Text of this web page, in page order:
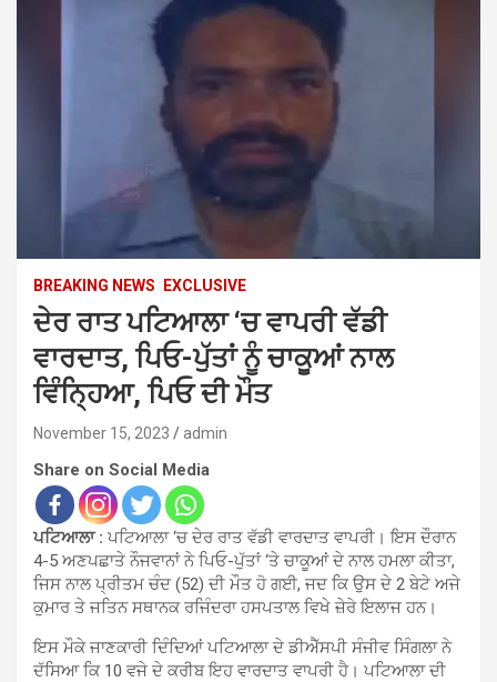
BREAKING NEWS EXCLUSIVE
ਦੇਰ ਰਾਤ ਪਟਿਆਲਾ ‘ਚ ਵਾਪਰੀ ਵੱਡੀ
ਵਾਰਦਾਤ, ਪਿਓ-ਪੁੱਤਾਂ ਨੂੰ ਚਾਕੂਆਂ ਨਾਲ
ਵਿੰਨ੍ਹਿਆ, ਪਿਓ ਦੀ ਮੌਤ
November 15, 2023 admin
Share on Social Media
ਪਟਿਆਲਾ : ਪਟਿਆਲਾ ‘ਚ ਦੇਰ ਰਾਤ ਵੱਡੀ ਵਾਰਦਾਤ ਵਾਪਰੀ। ਇਸ ਦੌਰਾਨ
4-5 ਅਣਪਛਾਤੇ ਨੌਜਵਾਨਾਂ ਨੇ ਪਿਓ-ਪੁੱਤਾਂ ‘ਤੇ ਚਾਕੂਆਂ ਦੇ ਨਾਲ ਹਮਲਾ ਕੀਤਾ,
ਜਿਸ ਨਾਲ ਪ੍ਰੀਤਮ ਚੰਦ (52) ਦੀ ਮੌਤ ਹੋ ਗਈ, ਜਦ ਕਿ ਉਸ ਦੇ 2 ਬੇਟੇ ਅਜੇ
ਕੁਮਾਰ ਤੇ ਜਤਿਨ ਸਥਾਨਕ ਰਜਿੰਦਰਾ ਹਸਪਤਾਲ ਵਿਖੇ ਜ਼ੇਰੇ ਇਲਾਜ ਹਨ।
ਇਸ ਮੌਕੇ ਜਾਣਕਾਰੀ ਦਿੰਦਿਆਂ ਪਟਿਆਲਾ ਦੇ ਡੀਐੱਸਪੀ ਸੰਜੀਵ ਸਿੰਗਲਾ ਨੇ
ਦੱਸਿਆ ਕਿ 10 ਵਜੇ ਦੇ ਕਰੀਬ ਇਹ ਵਾਰਦਾਤ ਵਾਪਰੀ ਹੈ। ਪਟਿਆਲਾ ਦੀ